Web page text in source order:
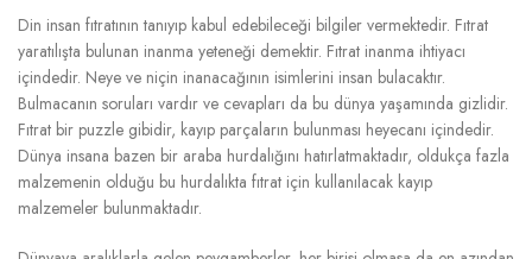
Din insan fıtratının tanıyıp kabul edebileceği bilgiler vermektedir. Fıtrat
yaratılışta bulunan inanma yeteneği demektir. Fıtrat inanma ihtiyacı
içindedir. Neye ve niçin inanacağının isimlerini insan bulacaktır.
Bulmacanın soruları vardır ve cevapları da bu dünya yaşamında gizlidir.
Fıtrat bir puzzle gibidir, kayıp parçaların bulunması heyecanı içindedir.
Dünya insana bazen bir araba hurdalığını hatırlatmaktadır, oldukça fazla
malzemenin olduğu bu hurdalıkta fıtrat için kullanılacak kayıp
malzemeler bulunmaktadır.